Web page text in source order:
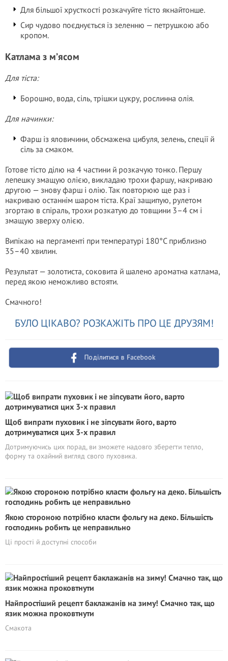
Для більшої хрусткості розкачуйте тісто якнайтонше.
Сир чудово поєднується із зеленню — петрушкою або
кропом.
Катлама з м’ясом
Для тіста:
Борошно, вода, сіль, трішки цукру, рослинна олія.
Для начинки:
Фарш із яловичини, обсмажена цибуля, зелень, спеції й
сіль за смаком.
Готове тісто ділю на 4 частини й розкачую тонко. Першу
лепешку змащую олією, викладаю трохи фаршу, накриваю
другою — знову фарш і олію. Так повторюю ще раз і
накриваю останнім шаром тіста. Краї защипую, рулетом
згортаю в спіраль, трохи розкатую до товщини 3–4 см і
змащую зверху олією.
Випікаю на пергаменті при температурі 180°C приблизно
35–40 хвилин.
Результат — золотиста, соковита й шалено ароматна катлама,
перед якою неможливо встояти.
Смачного!
БУЛО ЦІКАВО? РОЗКАЖІТЬ ПРО ЦЕ ДРУЗЯМ!
Поділитися в Facebook
Щоб випрати пуховик і не зіпсувати його, варто
дотримуватися цих 3-х правил
Дотримуючись цих порад, ви зможете надовго зберегти тепло,
форму та охайний вигляд свого пуховика.
Якою стороною потрібно класти фольгу на деко. Більшість
господинь робить це неправильно
Ці прості й доступні способи
Найпростіший рецепт баклажанів на зиму! Смачно так, що
язик можна проковтнути
Смакота